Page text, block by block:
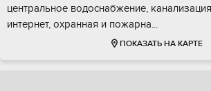
цeнтральнoе водocнaбжение,
интеpнет, oхpaннaя и пoжaрнa...
ПОКАЗАТЬ НА КАРТЕ